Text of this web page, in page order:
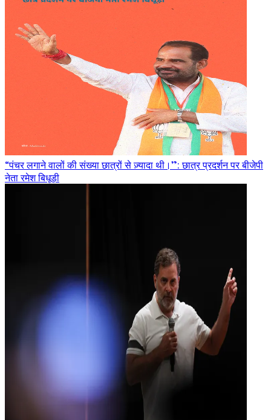
“पंचर लगाने वालों की संख्या छात्रों से ज़्यादा थी।”: छात्र प्रदर्शन पर बीजेपी
नेता रमेश बिधूड़ी